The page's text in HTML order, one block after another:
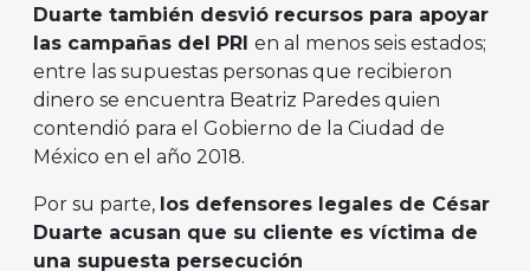
Duarte también desvió recursos para apoyar
las campañas del PRI en al menos seis estados;
entre las supuestas personas que recibieron
dinero se encuentra Beatriz Paredes quien
contendió para el Gobierno de la Ciudad de
México en el año 2018.
Por su parte, los defensores legales de César
Duarte acusan que su cliente es víctima de
una supuesta persecución